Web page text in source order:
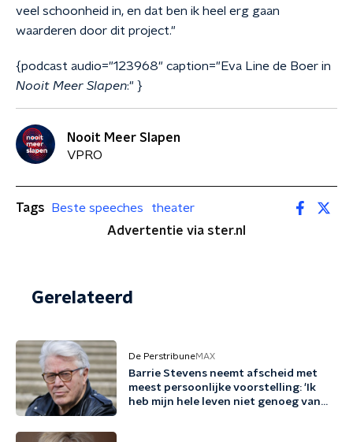
veel schoonheid in, en dat ben ik heel erg gaan
waarderen door dit project."
{podcast audio="123968" caption="Eva Line de Boer in
Nooit Meer Slapen:" }
Nooit Meer Slapen
VPRO
Tags Beste speeches
theater
Advertentie via ster.nl
Gerelateerd
De PerstribuneMAX
Barrie Stevens neemt afscheid met
meest persoonlijke voorstelling: 'Ik
heb mijn hele leven niet genoeg van